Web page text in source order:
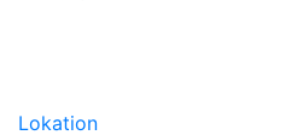
Lokation